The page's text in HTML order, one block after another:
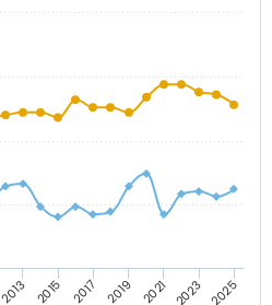
2013 2015 2017 2019 2021 2023 2025